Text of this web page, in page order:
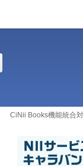
CiNii Books機能統合